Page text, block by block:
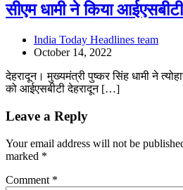
सीएम धामी ने किया
India Today Headlines team
October 14, 2022
देहरादून। मुख्यमंत्री पुष्कर सिंह धामी ने
को आईएसबीटी देहरादून […]
Leave a Reply
Your email address will not be
marked *
Comment *